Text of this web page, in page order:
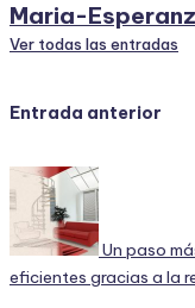
Maria-
Ver todas las entradas
Navegación
de
entradas
Entrada anterior
Un paso
eficientes gracias a la